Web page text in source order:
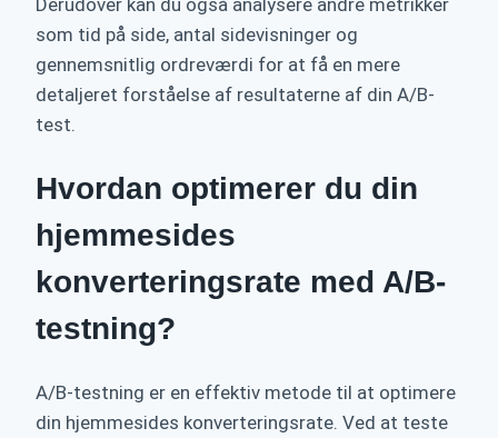
som tid på side, antal sidevisninger og
gennemsnitlig ordreværdi for at få en mere
detaljeret forståelse af resultaterne af din A/B-
test.
Hvordan optimerer du din
hjemmesides
konverteringsrate med A/B-
testning?
A/B-testning er en effektiv metode til at optimere
din hjemmesides konverteringsrate. Ved at teste